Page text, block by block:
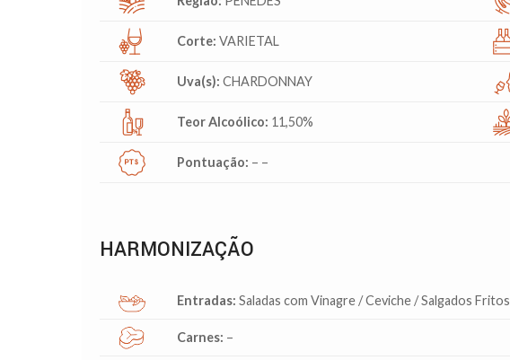
Corte: VARIETAL
Uva(s): CHARDONNAY
Teor Alcoólico: 11,50%
Pontuação: – –
HARMONIZAÇÃO
Entradas: Saladas com Vinagre / Ceviche / Salgados Fritos
Carnes: –